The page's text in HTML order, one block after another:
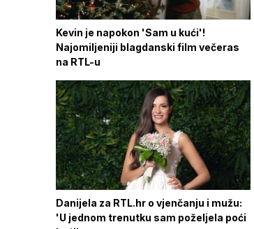
Kevin je napokon 'Sam u kući'!
Najomiljeniji blagdanski film večeras
na RTL-u
Danijela za RTL.hr o vjenčanju i mužu:
'U jednom trenutku sam poželjela poći